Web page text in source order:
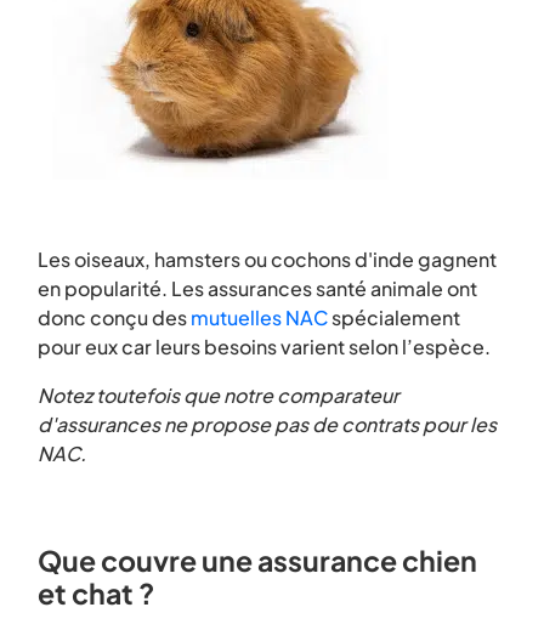
Les oiseaux, hamsters ou cochons d'inde gagnent
en popularité. Les assurances santé animale ont
donc conçu desmutuelles NACspécialement
pour eux car leurs besoins varient selon l’espèce.
Notez toutefois que notre comparateur
d'assurances ne propose pas de contrats pour les
NAC.
Que couvre une assurance chien
et chat ?